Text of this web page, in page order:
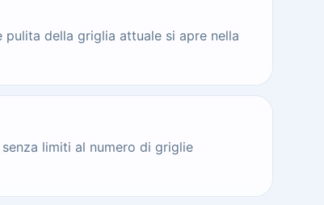
della griglia attuale si apre nella
limiti al numero di griglie